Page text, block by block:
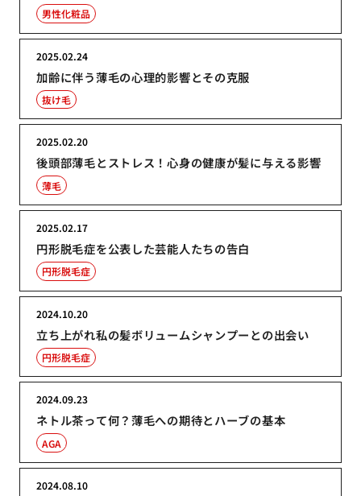
男性化粧品
加齢に伴う薄毛の心理的影響とその克服
2025.02.24
抜け毛
後頭部薄毛とストレス！心身の健康が髪に与える影響
2025.02.20
薄毛
円形脱毛症を公表した芸能人たちの告白
2025.02.17
円形脱毛症
立ち上がれ私の髪ボリュームシャンプーとの出会い
2024.10.20
円形脱毛症
ネトル茶って何？薄毛への期待とハーブの基本
2024.09.23
AGA
2024.08.10